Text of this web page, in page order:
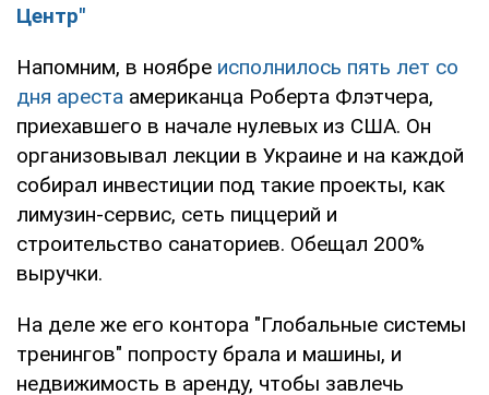
Центр"
Напомним, в ноябре исполнилось пять лет со
дня ареста американца Роберта Флэтчера,
приехавшего в начале нулевых из США. Он
организовывал лекции в Украине и на каждой
собирал инвестиции под такие проекты, как
лимузин-сервис, сеть пиццерий и
строительство санаториев. Обещал 200%
выручки.
На деле же его контора "Глобальные системы
тренингов" попросту брала и машины, и
недвижимость в аренду, чтобы завлечь